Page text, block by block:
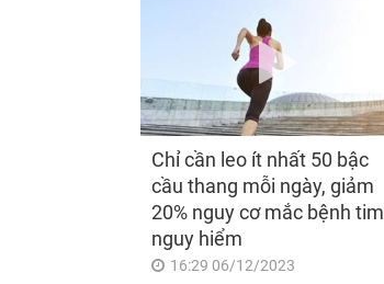
Chỉ cần leo ít nhất 50 bậc
cầu thang mỗi ngày, giảm
20% nguy cơ mắc bệnh tim
nguy hiểm
16:29 06/12/2023